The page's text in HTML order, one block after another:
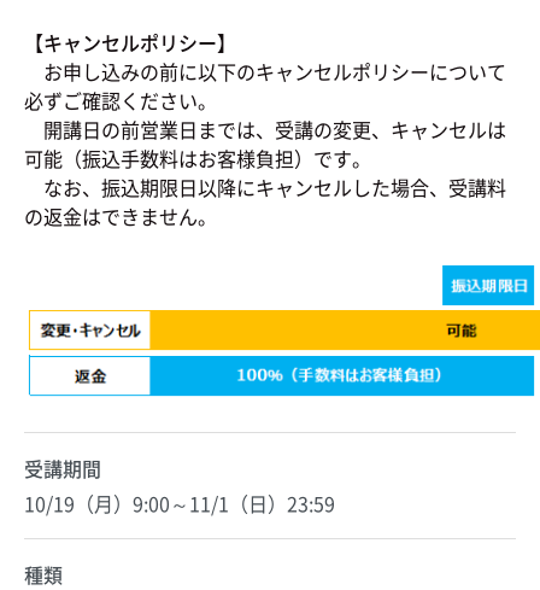
【キャンセルポリシー】
お申し込みの前に以下のキャンセルポリシーについて
必ずご確認ください。
開講日の前営業日までは、受講の変更、キャンセルは
可能（振込手数料はお客様負担）です。
なお、振込期限日以降にキャンセルした場合、受講料
の返金はできません。
受講期間
10/19（月）9:00～11/1（日）23:59
種類